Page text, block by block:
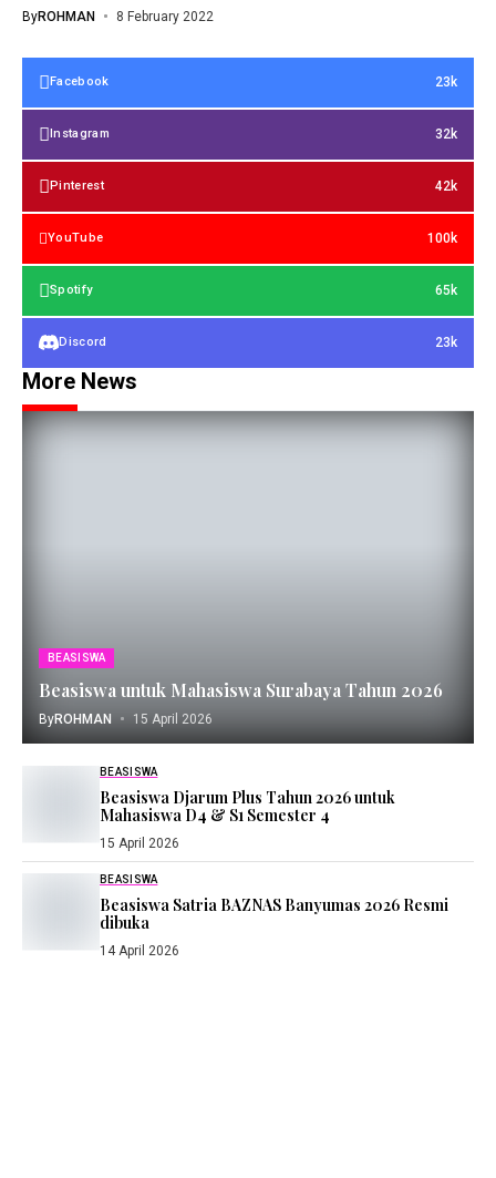
ByROHMAN 8 February 2022
Facebook 23k
Instagram 32k
Pinterest 42k
YouTube 100k
Spotify 65k
Discord 23k
More News
BEASISWA
Beasiswa untuk Mahasiswa Surabaya Tahun 2026
ByROHMAN 15 April 2026
BEASISWA
Beasiswa Djarum Plus Tahun 2026 untuk
Mahasiswa D4 & S1 Semester 4
15 April 2026
BEASISWA
Beasiswa Satria BAZNAS Banyumas 2026 Resmi
dibuka
14 April 2026